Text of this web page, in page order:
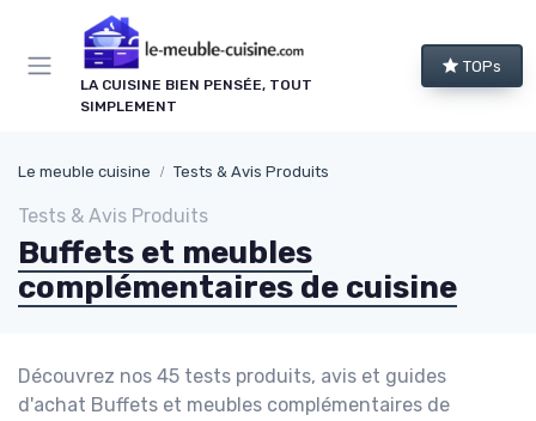
LA CUISINE BIEN PENSÉE, TOUT
SIMPLEMENT
TOPs
Le meuble cuisine Tests & Avis Produits
Tests & Avis Produits
Buffets et meubles
complémentaires de cuisine
Découvrez nos 45 tests produits, avis et guides
d'achat Buffets et meubles complémentaires de
Panneau de gestion des cookies